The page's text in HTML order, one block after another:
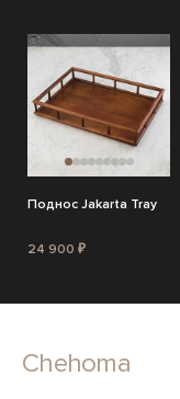
Поднос Jakarta Tray
24 900 ₽
Chehoma